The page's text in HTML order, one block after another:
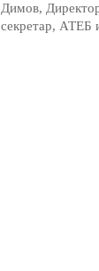
Димов,
секретар, АТЕБ